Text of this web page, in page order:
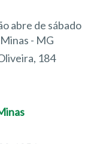
abre de sábado
- MG
184